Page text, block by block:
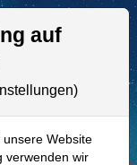
und Artikelsuche
Aktie
auf
Website
verwenden wir